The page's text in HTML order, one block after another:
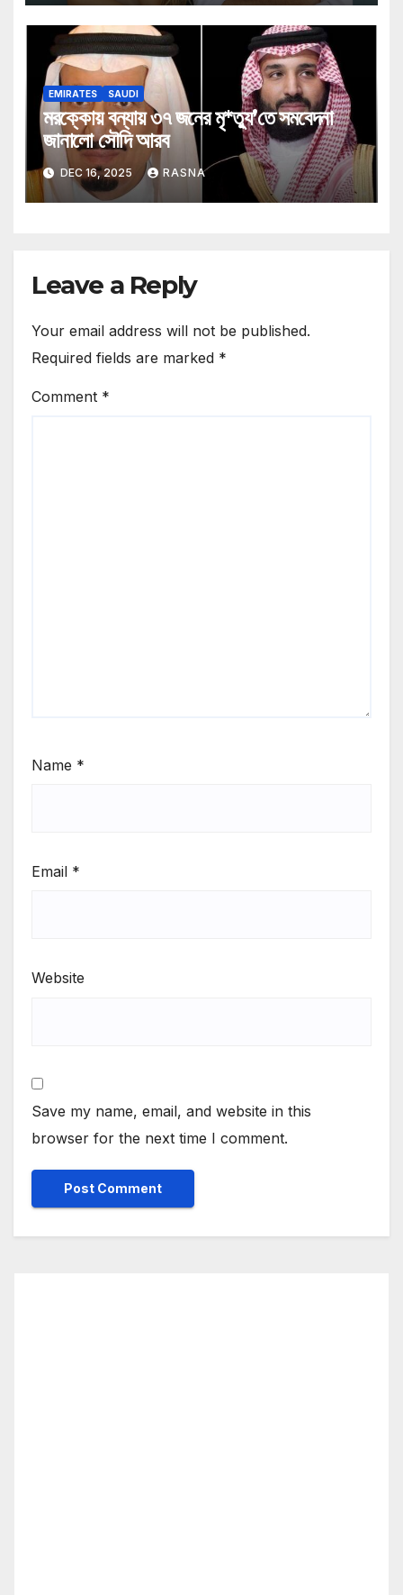
EMIRATES SAUDI
মরক্কোয় বন্যায় ৩৭ জনের মৃ*ত্যু’তে সমবেদনা
জানালো সৌদি আরব
DEC 16, 2025 RASNA
Leave a Reply
Your email address will not be published.
Required fields are marked *
Comment *
Name *
Email *
Website
Save my name, email, and website in this
browser for the next time I comment.